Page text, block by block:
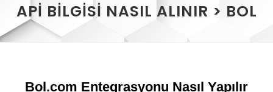
API BILGISI NASIL ALINIR > BOL
Bol.com Entegrasyonu Nasıl Yapılır